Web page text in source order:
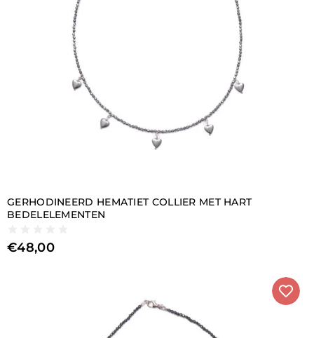
GERHODINEERD HEMATIET COLLIER MET HART
BEDELELEMENTEN
€48,00